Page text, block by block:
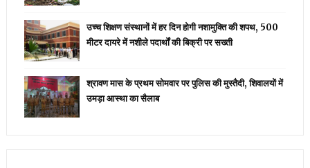
उच्च शिक्षण संस्थानों में हर दिन होगी नशामुक्ति की शपथ, 500
मीटर दायरे में नशीले पदार्थों की बिक्री पर सख्ती
श्रावण मास के प्रथम सोमवार पर पुलिस की मुस्तैदी, शिवालयों में
उमड़ा आस्था का सैलाब